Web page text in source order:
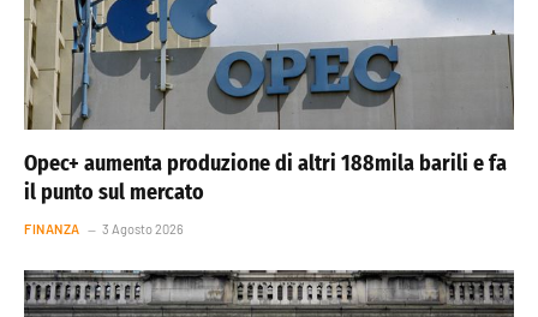
Opec+ aumenta produzione di altri 188mila barili e fa
il punto sul mercato
FINANZA 3 Agosto 2026